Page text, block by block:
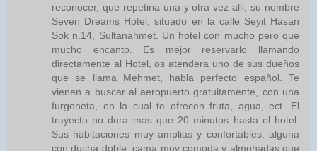
reconocer, que repetiria una y otra vez alli, su nombre
Seven Dreams Hotel, situado en la calle Seyit Hasan
Sok n.14, Sultanahmet. Un hotel con mucho pero que
mucho encanto. Es mejor reservarlo llamando
directamente al Hotel, os atendera uno de sus dueños
que se llama Mehmet, habla perfecto español. Te
vienen a buscar al aeropuerto gratuitamente, con una
furgoneta, en la cual te ofrecen fruta, agua, ect. El
trayecto no dura mas que 20 minutos hasta el hotel.
Sus habitaciones muy amplias y confortables, alguna
con ducha doble, cama muy comoda y almohadas que